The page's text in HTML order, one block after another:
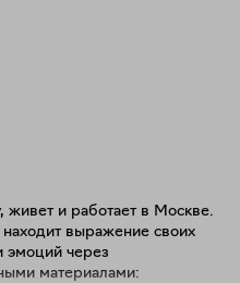
живет и работает в Москве.
выражение своих
эмоций через
материалами: